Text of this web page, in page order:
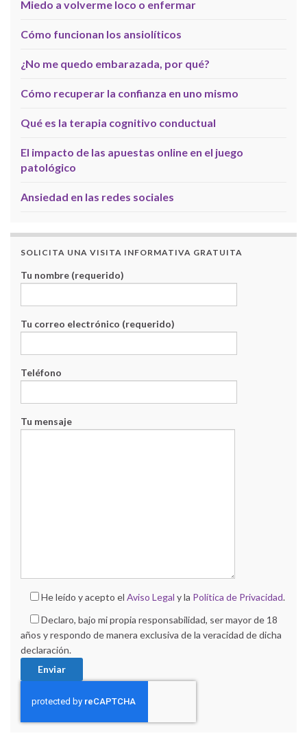
Miedo a volverme loco o enfermar
Cómo funcionan los ansiolíticos
¿No me quedo embarazada, por qué?
Cómo recuperar la confianza en uno mismo
Qué es la terapia cognitivo conductual
El impacto de las apuestas online en el juego
patológico
Ansiedad en las redes sociales
SOLICITA UNA VISITA INFORMATIVA GRATUITA
Tu nombre (requerido)
Tu correo electrónico (requerido)
Teléfono
Tu mensaje
He leído y acepto el Aviso Legal y la Política de Privacidad.
Declaro, bajo mi propia responsabilidad, ser mayor de 18
años y respondo de manera exclusiva de la veracidad de dicha
declaración.